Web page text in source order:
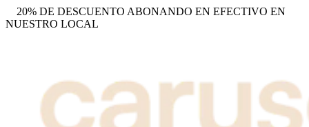
20% DE DESCUENTO ABONANDO EN EFECTIVO EN
NUESTRO LOCAL